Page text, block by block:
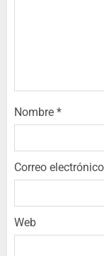
Nombre *
Correo electrónico
Web